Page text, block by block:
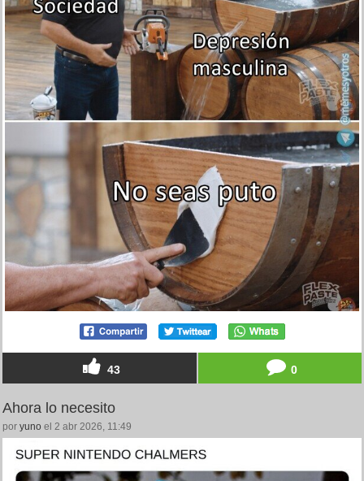
43 0
Ahora lo necesito
por yuno el 2 abr 2026, 11:49